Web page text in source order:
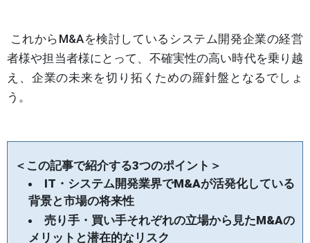
これからM&Aを検討しているシステム開発企業の経営
者様や担当者様にとって、不確実性の高い時代を乗り越
え、企業の未来を切り拓くための羅針盤となるでしょ
う。
＜この記事で紹介する3つのポイント＞
IT・システム開発業界でM&Aが活発化している
背景と市場の将来性
売り手・買い手それぞれの立場から見たM&Aの
メリットと潜在的なリスク